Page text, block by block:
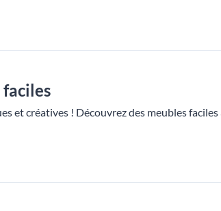
faciles
et créatives ! Découvrez des meubles